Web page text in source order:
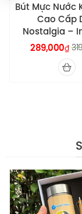
Bút Mực Nước
Cao Cấp
Nostalgia –
miễn phí tên/
yêu cầu
289,000₫